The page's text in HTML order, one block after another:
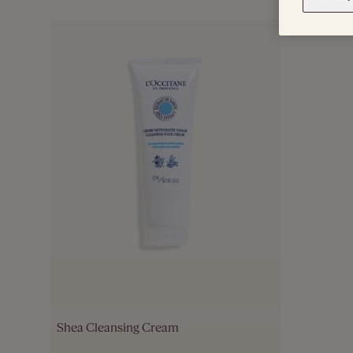
Shea Cleansing Cream